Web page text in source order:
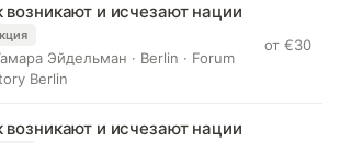
возникают и исчезают нации
Эйдельман · Berlin · Forum
Berlin
от €30
возникают и исчезают нации